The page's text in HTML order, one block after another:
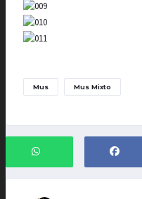
Mus Mus Mixto